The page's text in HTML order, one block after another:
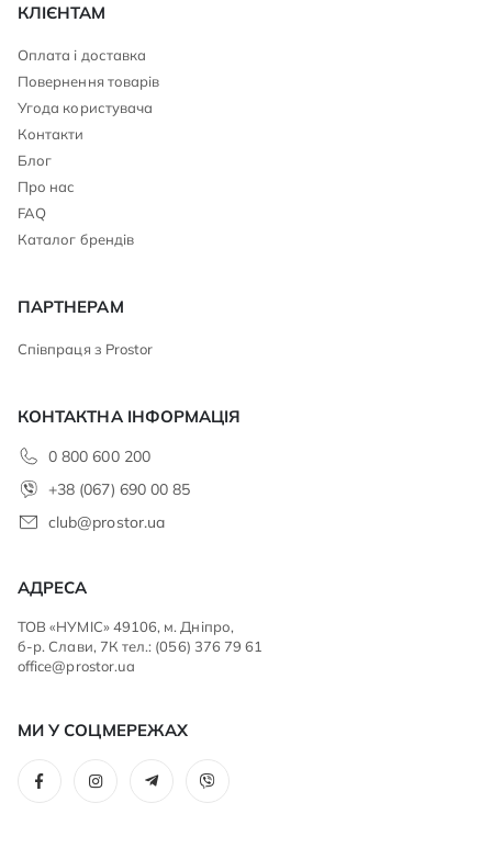
КЛІЄНТАМ
Оплата і доставка
Повернення товарів
Угода користувача
Контакти
Блог
Про нас
FAQ
Каталог брендів
ПАРТНЕРАМ
Співпраця з Prostor
КОНТАКТНА ІНФОРМАЦІЯ
0 800 600 200
+38 (067) 690 00 85
club@prostor.ua
АДРЕСА
ТОВ «НУМІС» 49106, м. Дніпро,
б-р. Слави, 7К тел.: (056) 376 79 61
office@prostor.ua
МИ У СОЦМЕРЕЖАХ